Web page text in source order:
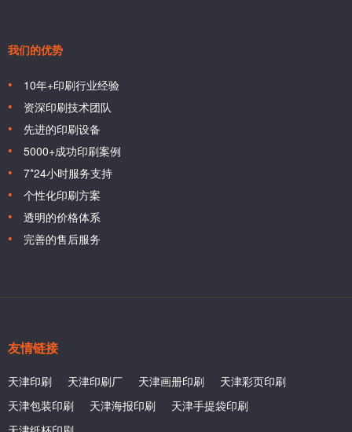
我们的优势
10年+印刷行业经验
资深印刷技术团队
先进的印刷设备
5000+成功印刷案例
7*24小时服务支持
个性化印刷方案
透明的价格体系
完善的售后服务
友情链接
天津印刷 天津印刷厂 天津画册印刷
天津彩页印刷
天津包装印刷
天津海报印刷
天津手提袋印刷